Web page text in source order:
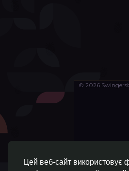
Цей веб-сайт використовує
© 2026